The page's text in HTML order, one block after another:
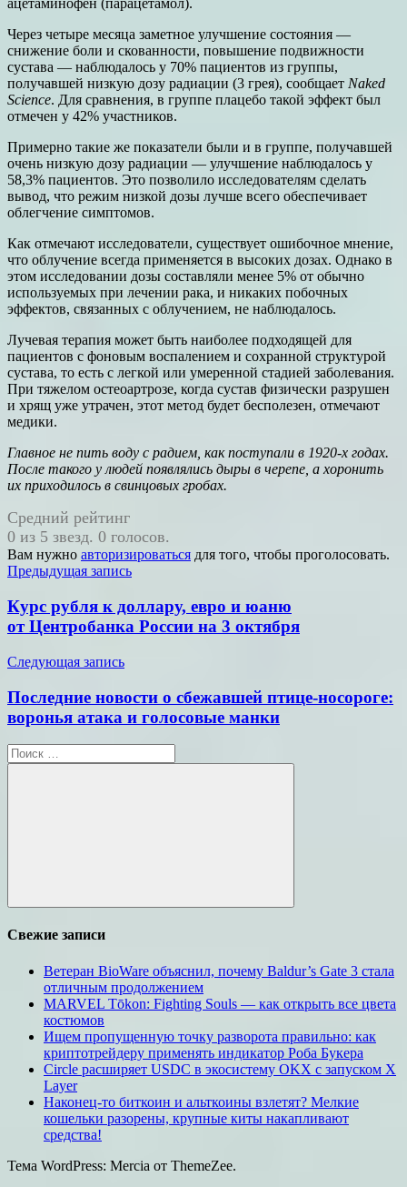
ацетаминофен (парацетамол).
Через четыре месяца заметное улучшение состояния —
снижение боли и скованности, повышение подвижности
сустава — наблюдалось у 70% пациентов из группы,
получавшей низкую дозу радиации (3 грея), сообщает Naked
Science. Для сравнения, в группе плацебо такой эффект был
отмечен у 42% участников.
Примерно такие же показатели были и в группе, получавшей
очень низкую дозу радиации — улучшение наблюдалось у
58,3% пациентов. Это позволило исследователям сделать
вывод, что режим низкой дозы лучше всего обеспечивает
облегчение симптомов.
Как отмечают исследователи, существует ошибочное мнение,
что облучение всегда применяется в высоких дозах. Однако в
этом исследовании дозы составляли менее 5% от обычно
используемых при лечении рака, и никаких побочных
эффектов, связанных с облучением, не наблюдалось.
Лучевая терапия может быть наиболее подходящей для
пациентов с фоновым воспалением и сохранной структурой
сустава, то есть с легкой или умеренной стадией заболевания.
При тяжелом остеоартрозе, когда сустав физически разрушен
и хрящ уже утрачен, этот метод будет бесполезен, отмечают
медики.
Главное не пить воду с радием, как поступали в 1920-х годах.
После такого у людей появлялись дыры в черепе, а хоронить
их приходилось в свинцовых гробах.
Средний рейтинг
0 из 5 звезд. 0 голосов.
Вам нужно авторизироваться для того, чтобы проголосовать.
Навигация
по
записям
Предыдущая запись
Курс рубля к доллару, евро и юаню
от Центробанка России на 3 октября
Следующая запись
Последние новости о сбежавшей птице-носороге:
воронья атака и голосовые манки
Поиск
для:
Поиск
Свежие записи
Ветеран BioWare объяснил, почему Baldur’s Gate 3 стала
отличным продолжением
MARVEL Tōkon: Fighting Souls — как открыть все цвета
костюмов
Ищем пропущенную точку разворота правильно: как
криптотрейдеру применять индикатор Роба Букера
Circle расширяет USDC в экосистему OKX с запуском X
Layer
Наконец-то биткоин и альткоины взлетят? Мелкие
кошельки разорены, крупные киты накапливают
средства!
Тема WordPress: Mercia от ThemeZee.